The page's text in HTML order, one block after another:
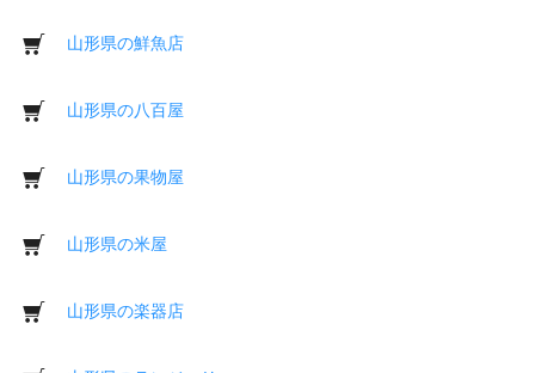
山形県の鮮魚店
山形県の八百屋
山形県の果物屋
山形県の米屋
山形県の楽器店